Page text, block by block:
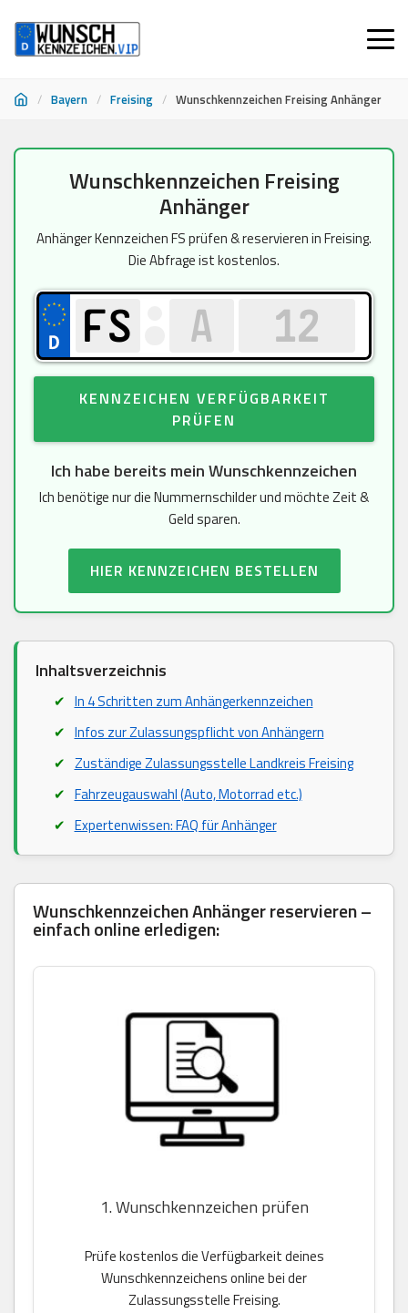
/ Bayern / Freising / Wunschkennzeichen Freising Anhänger
Wunschkennzeichen Freising
Anhänger
Anhänger Kennzeichen FS prüfen & reservieren in Freising.
Die Abfrage ist kostenlos.
KENNZEICHEN VERFÜGBARKEIT
PRÜFEN
Ich habe bereits mein Wunschkennzeichen
Ich benötige nur die Nummernschilder und möchte Zeit &
Geld sparen.
HIER KENNZEICHEN BESTELLEN
Inhaltsverzeichnis
In 4 Schritten zum Anhängerkennzeichen
Infos zur Zulassungspflicht von Anhängern
Zuständige Zulassungsstelle Landkreis Freising
Fahrzeugauswahl (Auto, Motorrad etc.)
Expertenwissen: FAQ für Anhänger
Wunschkennzeichen Anhänger reservieren –
einfach online erledigen:
1. Wunschkennzeichen prüfen
Prüfe kostenlos die Verfügbarkeit deines
Wunschkennzeichens online bei der
Zulassungsstelle Freising.